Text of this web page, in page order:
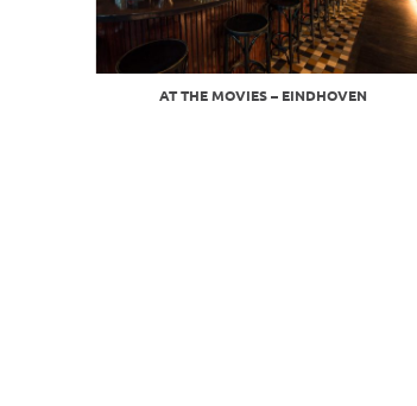
AT THE MOVIES – EINDHOVEN